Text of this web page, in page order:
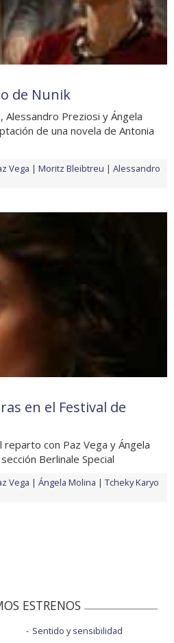
de Nunik
Preziosi y Ángela
de una novela de Antonia
Vega Moritz Bleibtreu
Alessandro
en el Festival de
reparto con Paz Vega y Ángela
Berlinale Special
Vega Ángela Molina
Tcheky Karyo
ESTRENOS
Sentido y sensibilidad